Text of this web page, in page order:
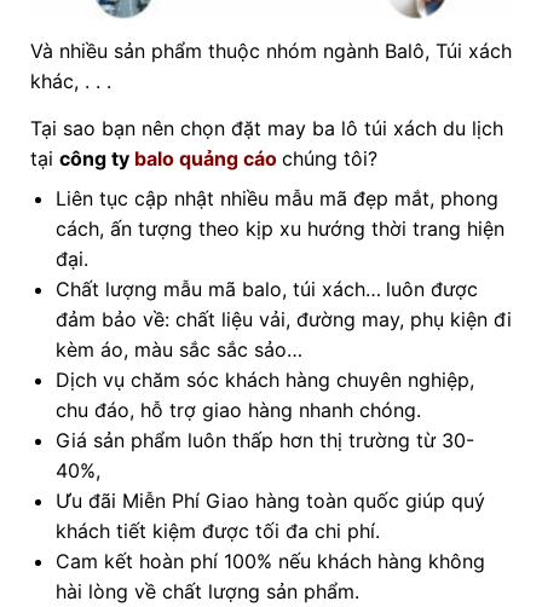
Và nhiều sản phẩm thuộc nhóm ngành Balô, Túi xách
khác, . . .
Tại sao bạn nên chọn đặt may ba lô túi xách du lịch
tại công ty balo quảng cáo chúng tôi?
Liên tục cập nhật nhiều mẫu mã đẹp mắt, phong
cách, ấn tượng theo kịp xu hướng thời trang hiện
đại.
Chất lượng mẫu mã balo, túi xách… luôn được
đảm bảo về: chất liệu vải, đường may, phụ kiện đi
kèm áo, màu sắc sắc sảo…
Dịch vụ chăm sóc khách hàng chuyên nghiệp,
chu đáo, hỗ trợ giao hàng nhanh chóng.
Giá sản phẩm luôn thấp hơn thị trường từ 30-
40%,
Ưu đãi Miễn Phí Giao hàng toàn quốc giúp quý
khách tiết kiệm được tối đa chi phí.
Cam kết hoàn phí 100% nếu khách hàng không
hài lòng về chất lượng sản phẩm.